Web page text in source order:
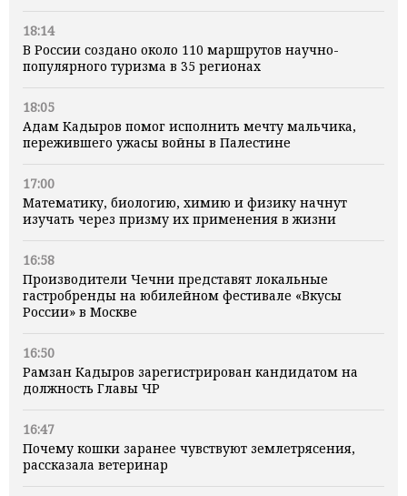
18:14
В России создано около 110 маршрутов научно-
популярного туризма в 35 регионах
18:05
Адам Кадыров помог исполнить мечту мальчика,
пережившего ужасы войны в Палестине
17:00
Математику, биологию, химию и физику начнут
изучать через призму их применения в жизни
16:58
Производители Чечни представят локальные
гастробренды на юбилейном фестивале «Вкусы
России» в Москве
16:50
Рамзан Кадыров зарегистрирован кандидатом на
должность Главы ЧР
16:47
Почему кошки заранее чувствуют землетрясения,
рассказала ветеринар